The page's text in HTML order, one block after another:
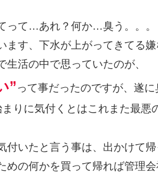
って…あれ？何か…臭う。。。
ます、下水が上がってきてる
生活の中で思っていたのが、
”って事だったのですが、遂
りに気付くとはこれまた最悪
付いたと言う事は、出かけて帰
めの何かを買って帰れば管理会